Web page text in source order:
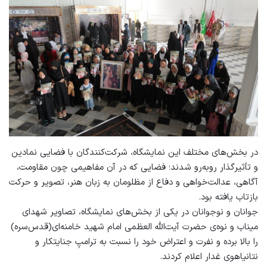
در بخش‌های مختلف این نمایشگاه، شرکت‌کنندگان با فضایی نمادین
و تأثیرگذار روبه‌رو شدند؛ فضایی که در آن مفاهیمی چون مقاومت،
آگاهی، عدالت‌خواهی و دفاع از مظلومان به زبان هنر، تصویر و حرکت
بازتاب یافته بود.
جوانان و نوجوانان در یکی از بخش‌های نمایشگاه، تصاویر شهدای
میناب و نوه‌ی حضرت آیت‌الله العظمی امام شهید خامنه‌ای(قدس‌سره)
را بالا برده و نفرت و اعتراض خود را نسبت به ترامپِ جنایتکار و
نتانیاهوی غدار اعلام کردند.